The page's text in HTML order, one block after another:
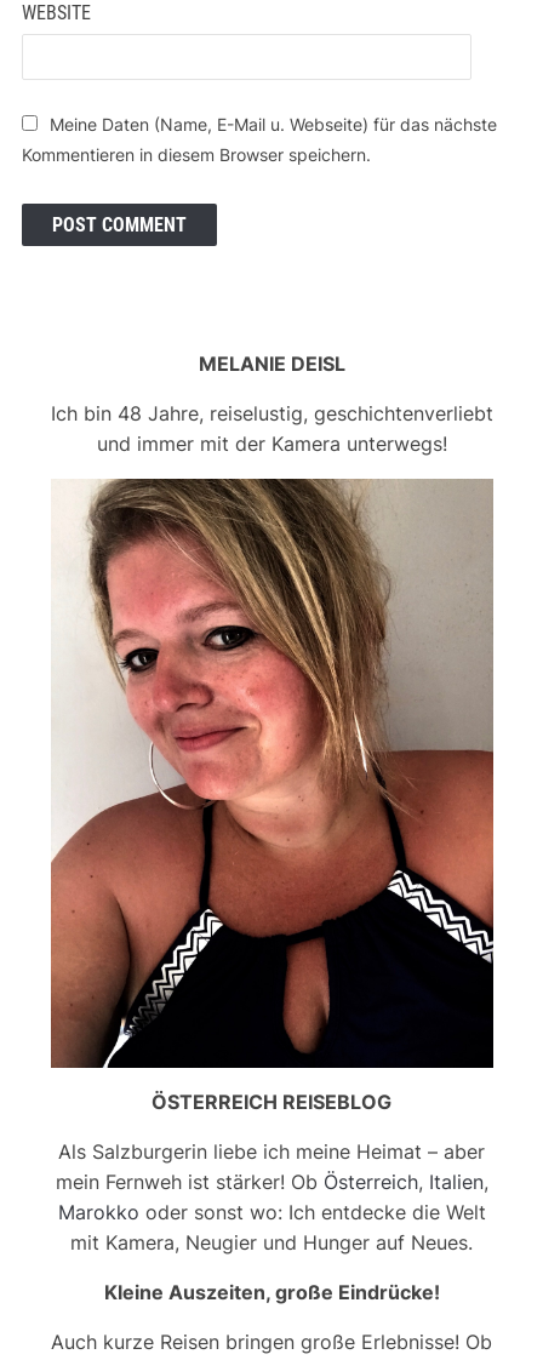
WEBSITE
Meine Daten (Name, E-Mail u. Webseite) für das nächste
Kommentieren in diesem Browser speichern.
MELANIE DEISL
Ich bin 48 Jahre, reiselustig, geschichtenverliebt
und immer mit der Kamera unterwegs!
ÖSTERREICH REISEBLOG
Als Salzburgerin liebe ich meine Heimat – aber
mein Fernweh ist stärker! Ob Österreich, Italien,
Marokko oder sonst wo: Ich entdecke die Welt
mit Kamera, Neugier und Hunger auf Neues.
Kleine Auszeiten, große Eindrücke!
Auch kurze Reisen bringen große Erlebnisse! Ob